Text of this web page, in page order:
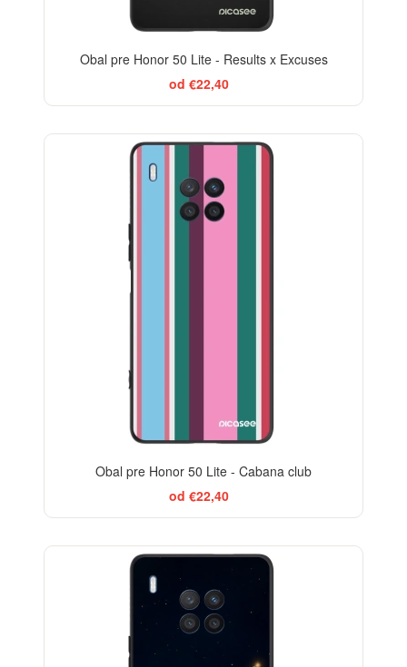
Obal pre Honor 50 Lite - Results x Excuses
od €22,40
Obal pre Honor 50 Lite - Cabana club
od €22,40